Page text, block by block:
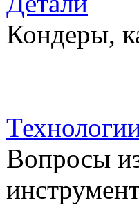
Кондеры,
Вопросы